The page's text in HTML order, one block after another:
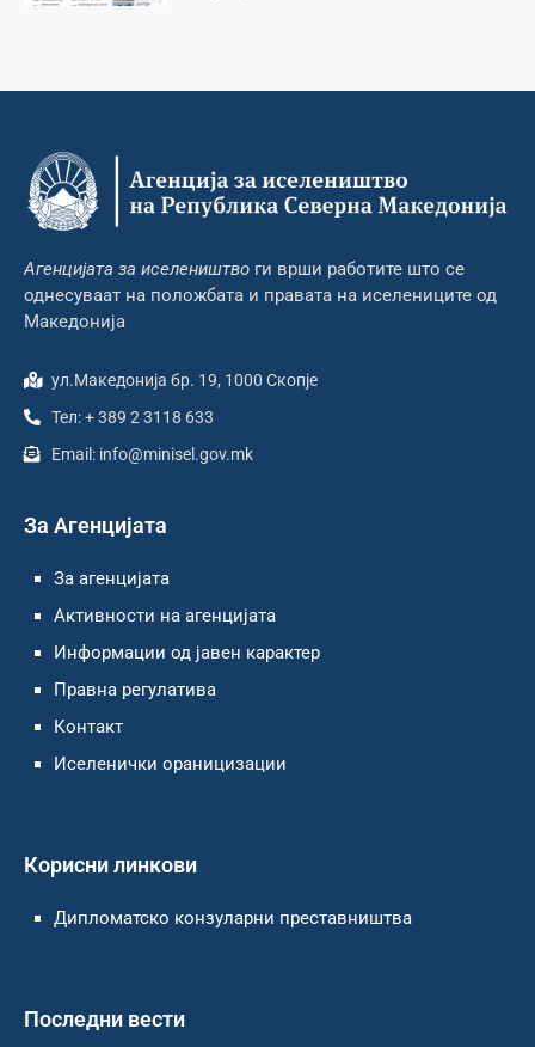
Агенцијата за иселеништво ги врши работите што се
однесуваат на положбата и правата на иселениците од
Македонија
ул.Македонија бр. 19, 1000 Скопје
Тел: + 389 2 3118 633
Email: info@minisel.gov.mk
За Агенцијата
За агенцијата
Активности на агенцијата
Информации од јавен карактер
Правна регулатива
Контакт
Иселенички ораницизации
Корисни линкови
Дипломатско конзуларни преставништва
Последни вести